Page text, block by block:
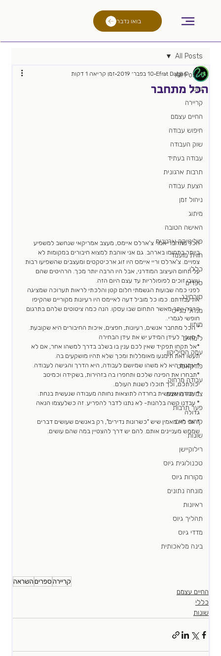
בואו נדבר
All Posts
גיוס
קריירה
החיים עצמם
חיפוש עבודה
שוק העבודה
עבודה בעתיד
תרבות ארגונית
הצעת עבודה
ניהול זמן
מיתוג
האישה הטובה
פוליטיקה ארגונית
חווית מועמד
כללי
ספרים
סורסינג
מנהל מגייס
מיתון
לימודים
עמק הסיליקון
פודקאסט
עבודה מרחוק
צמיחה מואצת
פער תרבות
קורות חיים
שונות
רילוקיישן
טכנולוגית גיוס
מקורות גיוס
מונחה נתונים
ראיונות
תהליך גיוס
מדדי גיוס
בינה מלאכותית
All Posts
הכל מתחבר
Efrat Dagan 10 בפבר׳ 2019 זמן קריאה 1 דקות
הכל מתחבר אמר צ'ארלס איימס, מעצב אמריקאי שנחשב למשפיע
ביותר בתחומו בארהב. גם אני אוהבת למצוא חיבורים במקומות לא
צפויים. צ'ארלס וריי איימס היו זוג ארכיטקטים ומעצבים שהשפיעו רבות
על תחום העיצוב המודרני, אבל היו הרבה יותר מכך. הרהיטים שהם
עיצבו זוכים לפופולריות עד עצם היום הזה.
לפני כמה שבועות הגשמתי חלום קטן והלכתי לראות תערוכה שמציגה
את עבודתם. כמו כל מוביל דעה לאיימס היו רעיונות מקוריים שהקיפו
הרבה יותר מאשר התחום שבו עסקו. הנה כמה ציטוטים שלהם בתרגום
חופשי לגמרי..
* הכל מתחבר אנשים, רעיונות, חפצים, איכות החיבורים היא שקובעת.
* מעבר לעידן המידע יש את עידן הבחירה
*אל תקחו תפקיד שאין לכם ענין בו בשלב בדרך למשהו אחר, אם לא
תעשו זאת תימנעו מאומללות ומכך שלא תהיו מושקעים בה.
* אמנות היא לא משהו שמיושם לעבודה, היא הדרך והגישה לעבודה.
*תבחרו את הפינה שלכם ותחפרו בה בזהירות, בשקידה וכמיטב
יכולתכם, וכך תוכלו לשנות העולם.
* עבודה שנעשית בחרדה לתוצאות נחותה מעבודה שנעשית בנחת.
* עבדנו קשה בלהנות- לא נתנו לדבר להפריע. זה כשלעצמו הנאה
גדולה
* אני לא מאמין שיש "כשרונות נדירים", רק באנשים שעושים דברים
שממש מעניינים אותם. להם יש דרך להצטיין במה שהם עושים.
קריירהספריםהשראה
החיים עצמם
כללי
שונות